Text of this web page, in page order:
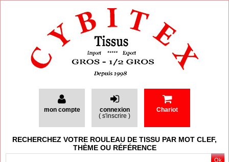
mon compte
connexion
( s'inscrire )
Chariot
RECHERCHEZ VOTRE ROULEAU DE TISSU PAR MOT CLEF,
THÈME OU RÉFÉRENCE